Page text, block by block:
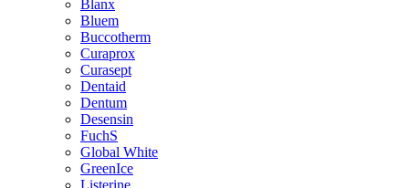
Blanx
Bluem
Buccotherm
Curaprox
Curasept
Dentaid
Dentum
Desensin
FuchS
Global White
GreenIce